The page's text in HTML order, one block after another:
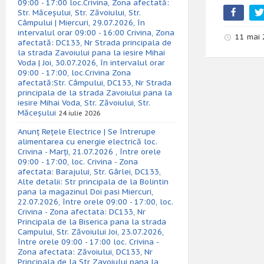
11 mai
09:00 - 17:00 loc.Crivina, Zona afectată:
Str. Măceșului, Str. Zăvoiului, Str.
Câmpului | Miercuri, 29.07.2026, în
intervalul orar 09:00 - 16:00 Crivina, Zona
afectată: DC133, Nr Strada principala de
la strada Zavoiului pana la iesire Mihai
Voda | Joi, 30.07.2026, în intervalul orar
09:00 - 17:00, loc.Crivina Zona
afectată:Str. Câmpului, DC133, Nr Strada
principala de la strada Zavoiului pana la
iesire Mihai Voda, Str. Zăvoiului, Str.
Măceșului 24 iulie 2026
Anunț Rețele Electrice | Se întrerupe
alimentarea cu energie electrică loc.
Crivina - Marți, 21.07.2026 , între orele
09:00 - 17:00, loc. Crivina - Zona
afectata: Barajului, Str. Gârlei, DC133,
Alte detalii: Str principala de la Bolintin
pana la magazinul Doi pasi Miercuri,
22.07.2026, între orele 09:00 - 17:00, loc.
Crivina - Zona afectata: DC133, Nr
Principala de la Biserica pana la strada
Campului, Str. Zăvoiului Joi, 23.07.2026,
între orele 09:00 - 17:00 loc. Crivina -
Zona afectata: Zăvoiului, DC133, Nr
Principala de la Str Zavoiului pana la